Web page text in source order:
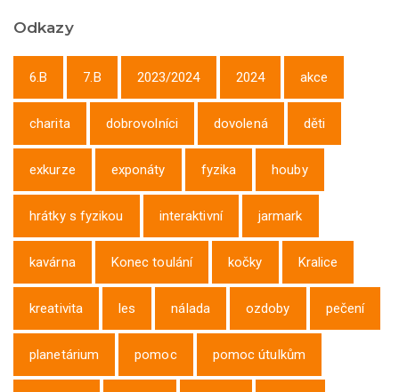
Odkazy
6.B 7.B 2023/2024 2024 akce
charita dobrovolníci dovolená děti
exkurze exponáty fyzika houby
hrátky s fyzikou interaktivní jarmark
kavárna Konec toulání kočky Kralice
kreativita les nálada ozdoby pečení
planetárium pomoc pomoc útulkům